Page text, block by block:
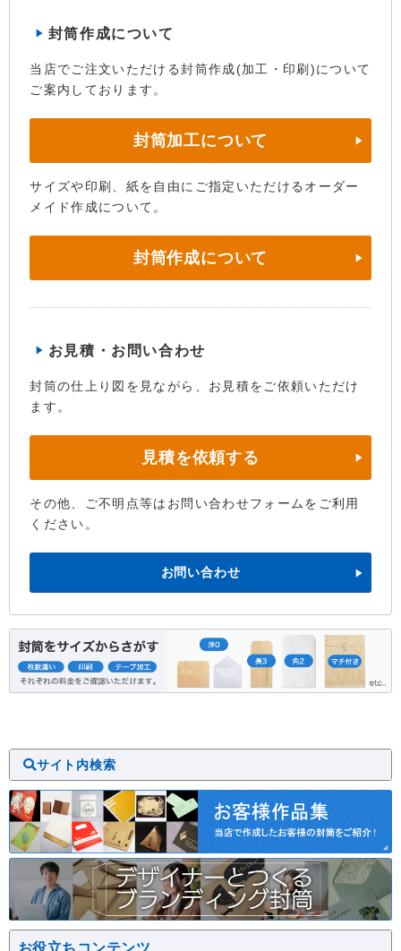
封筒作成について
当店でご注文いただける封筒作成(加工・印刷)について
ご案内しております。
封筒加工について
サイズや印刷、紙を自由にご指定いただけるオーダー
メイド作成について。
封筒作成について
お見積・お問い合わせ
封筒の仕上り図を見ながら、お見積をご依頼いただけ
ます。
見積を依頼する
その他、ご不明点等はお問い合わせフォームをご利用
ください。
お問い合わせ
サイト内検索